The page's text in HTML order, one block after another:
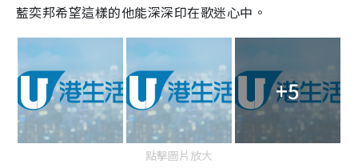
藍奕邦希望這樣的他能深深印在歌迷心中。
+5
點擊圖片放大